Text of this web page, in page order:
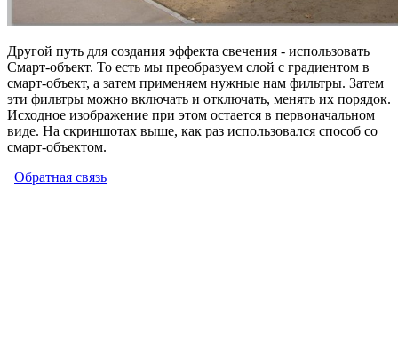
Другой путь для создания эффекта свечения - использовать
Смарт-объект. То есть мы преобразуем слой с градиентом в
смарт-объект, а затем применяем нужные нам фильтры. Затем
эти фильтры можно включать и отключать, менять их порядок.
Исходное изображение при этом остается в первоначальном
виде. На скриншотах выше, как раз использовался способ со
смарт-объектом.
Обратная связь